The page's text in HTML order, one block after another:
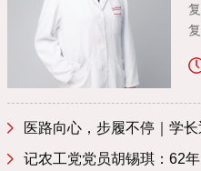
记农工党党员胡锡琪：62